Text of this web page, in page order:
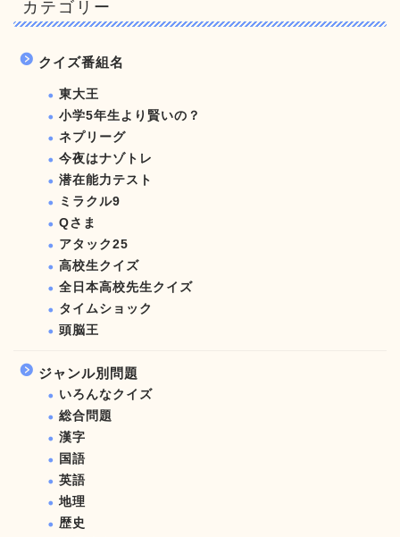
カテゴリー
クイズ番組名
東大王
小学5年生より賢いの？
ネプリーグ
今夜はナゾトレ
潜在能力テスト
ミラクル9
Qさま
アタック25
高校生クイズ
全日本高校先生クイズ
タイムショック
頭脳王
ジャンル別問題
いろんなクイズ
総合問題
漢字
国語
英語
地理
歴史